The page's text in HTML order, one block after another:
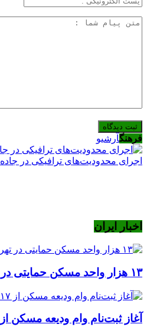
فرهنگآرشیو
اجرای محدودیت‌های ترافیکی در
اخبار ایران
۱۳ هزار واحد مسکن حمایتی در تهران در حال ساخت
آغاز ثبت‌نام وام ودیعه مسکن از ۱۷